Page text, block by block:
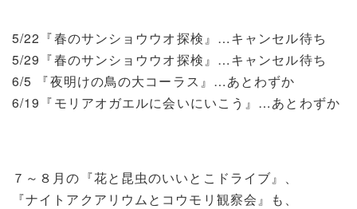
5/22『春のサンショウウオ探検』…キャンセル待ち
5/29『春のサンショウウオ探検』…キャンセル待ち
6/5 『夜明けの鳥の大コーラス』…あとわずか
6/19『モリアオガエルに会いにいこう』…あとわずか
７～８月の『花と昆虫のいいとこドライブ』、
『ナイトアクアリウムとコウモリ観察会』も、